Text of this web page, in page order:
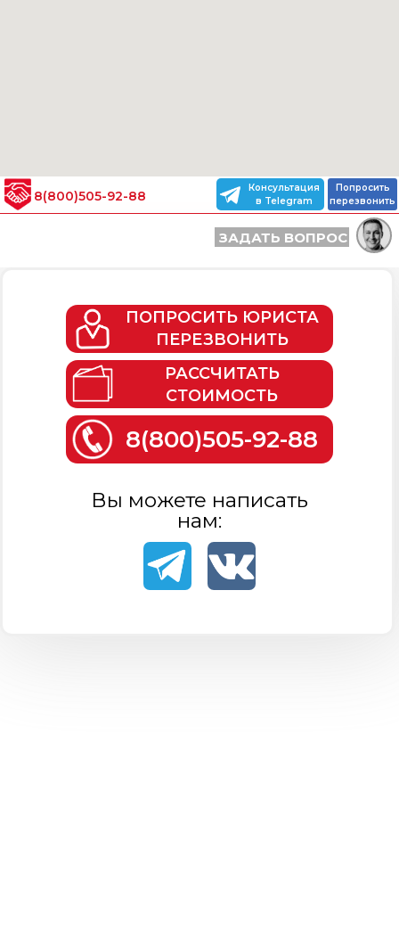
Попросить
перезвонить
8(800)505-92-88
Консультация
в Telegram
ЗАДАТЬ ВОПРОС
РАССЧИТАТЬ
СТОИМОСТЬ
8(800)505-92-88
Вы можете написать
нам:
ПОПРОСИТЬ ЮРИСТА
ПЕРЕЗВОНИТЬ